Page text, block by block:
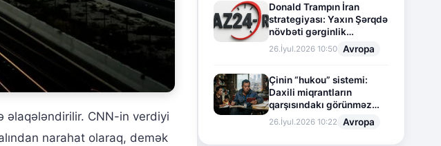
əlaqələndirilir. CNN-in verdiyi
narahat olaraq, demək
Donald Trampın İran
strategiyası: Yaxın Şərqdə
növbəti gərginlik
mərhələsi
26.İyul.2026 10:50 Avropa
Çinin “hukou” sistemi:
Daxili miqrantların
qarşısındakı görünməz
sədd
26.İyul.2026 10:22 Avropa